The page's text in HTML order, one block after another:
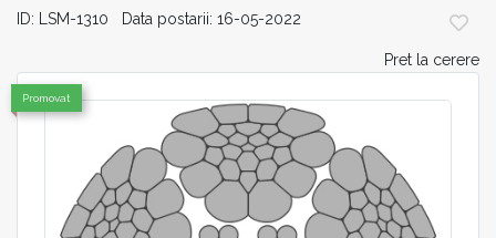
ID: LSM-1310 Data postarii: 16-05-2022
Pret la cerere
Promovat